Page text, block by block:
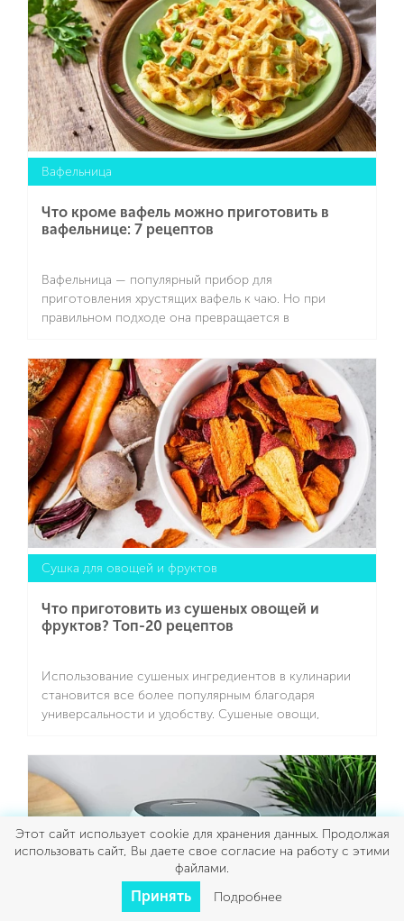
Вафельница
Что кроме вафель можно приготовить в
вафельнице: 7 рецептов
Вафельница — популярный прибор для
приготовления хрустящих вафель к чаю. Но при
правильном подходе она превращается в
можно быстро и без лишней возни приготовить
самые разные блюда — от завтраков до десертов и
закусок. Минимум масла, удобная форма,
равномерная прожарка и необычная подача делают
рецепты для вафельницы особенно
привлекательными.
Подробнее
Сушка для овощей и фруктов
Что приготовить из сушеных овощей и
фруктов? Топ-20 рецептов
Использование сушеных ингредиентов в кулинарии
становится все более популярным благодаря
универсальности и удобству. Сушеные овощи,
питательные вещества, аромат и вкус свежих
продуктов, при этом не требуют срочной
переработки или хранения в холодильнике. Они
позволяют готовить блюда вне сезона, экономят
время на подготовку — многие из них достаточно
замочить в воде или сразу добавлять в супы, соусы и
рагу, не тратя часы на нарезку и очистку.
Подробнее
Этот сайт использует cookie для хранения данных. Продолжая
использовать сайт, Вы даете свое согласие на работу с этими
файлами.
Принять Подробнее